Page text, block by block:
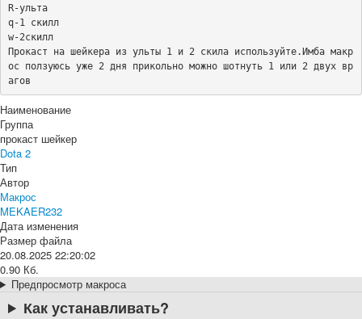
R-ульта
q-1 скилл
w-2скилл
Прокаст на шейкера из ульты 1 и 2 скила используйте.Имба макр
ос ползуюсь уже 2 дня прикольно можно шотнуть 1 или 2 двух вр
агов
Наименование
Группа
прокаст шейкер
Dota 2
Тип
Автор
Макрос
MEKAER232
Дата изменения
Размер файла
20.08.2025 22:20:02
0.90 Кб.
Предпросмотр макроса
Как устанавливать?